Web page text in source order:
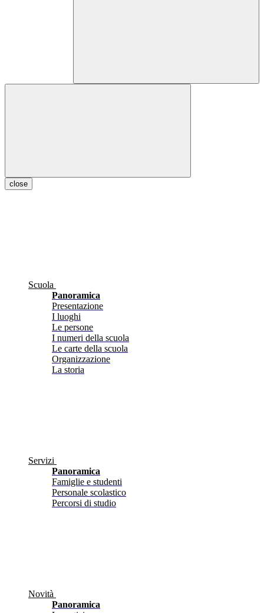
close
Scuola
Panoramica
Presentazione
I luoghi
Le persone
I numeri della scuola
Le carte della scuola
Organizzazione
La storia
Servizi
Panoramica
Famiglie e studenti
Personale scolastico
Percorsi di studio
Novità
Panoramica